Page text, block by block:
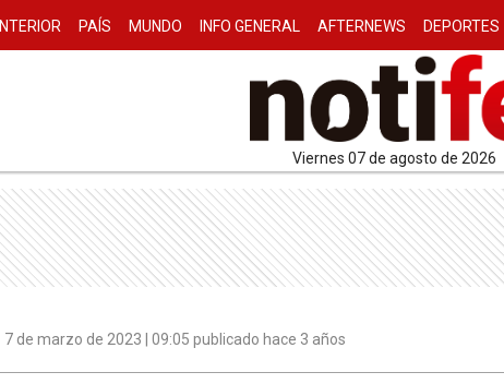
INTERIOR PAÍS MUNDO INFO GENERAL AFTERNEWS DEPORTES
viernes 07 de agosto de 2026
7 de marzo de 2023 | 09:05 publicado hace 3 años